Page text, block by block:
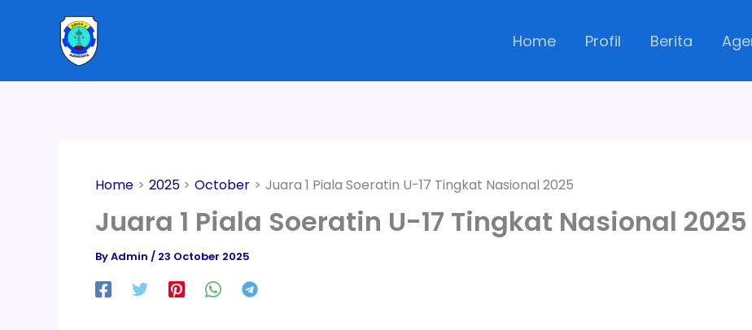
Home Profil Berita
Home 2025 October Juara 1 Piala Soeratin U-17 Tingkat Nasional 2025
Juara 1 Piala Soeratin U-17 Tingkat Nasional 2025
ByAdmin / 23 October 2025